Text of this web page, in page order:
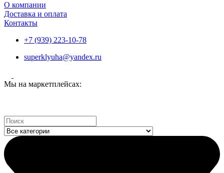
О компании
Доставка и оплата
Контакты
+7 (939) 223-10-78
superklyuha@yandex.ru
Мы на маркетплейсах:
Search
...